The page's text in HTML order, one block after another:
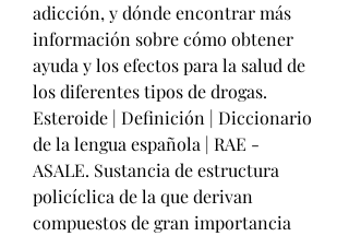
adicción, y dónde encontrar más
información sobre cómo obtener
ayuda y los efectos para la salud de
los diferentes tipos de drogas.
Esteroide | Definición | Diccionario
de la lengua española | RAE -
ASALE. Sustancia de estructura
policíclica de la que derivan
compuestos de gran importancia